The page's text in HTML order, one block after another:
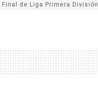
Final de Liga Primera División